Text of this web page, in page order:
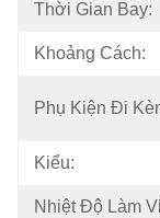
Thời Gian Bay:
Khoảng Cách:
Phụ Kiện Đi
Kiểu:
Nhiệt Độ Làm